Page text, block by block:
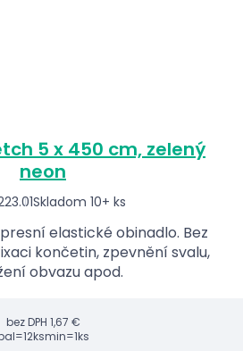
neon
Skladom 10+ ks
elastické obinadlo. Bez
končetin, zpevnění svalu,
obvazu apod.
bez DPH 1,67 €
min=1ks